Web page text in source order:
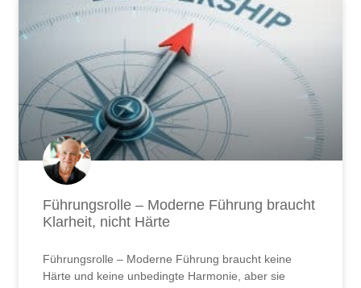
Führungsrolle – Moderne Führung braucht
Klarheit, nicht Härte
Führungsrolle – Moderne Führung braucht keine
Härte und keine unbedingte Harmonie, aber sie